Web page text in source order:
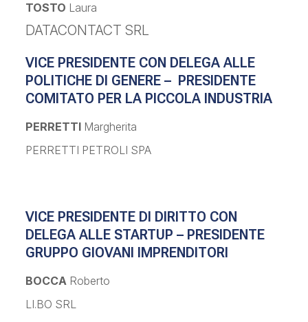
TOSTO Laura
DATACONTACT SRL
VICE PRESIDENTE CON DELEGA ALLE
POLITICHE DI GENERE – PRESIDENTE
COMITATO PER LA PICCOLA INDUSTRIA
PERRETTI Margherita
PERRETTI PETROLI SPA
VICE PRESIDENTE DI DIRITTO CON
DELEGA ALLE STARTUP – PRESIDENTE
GRUPPO GIOVANI IMPRENDITORI
BOCCA Roberto
LI.BO SRL